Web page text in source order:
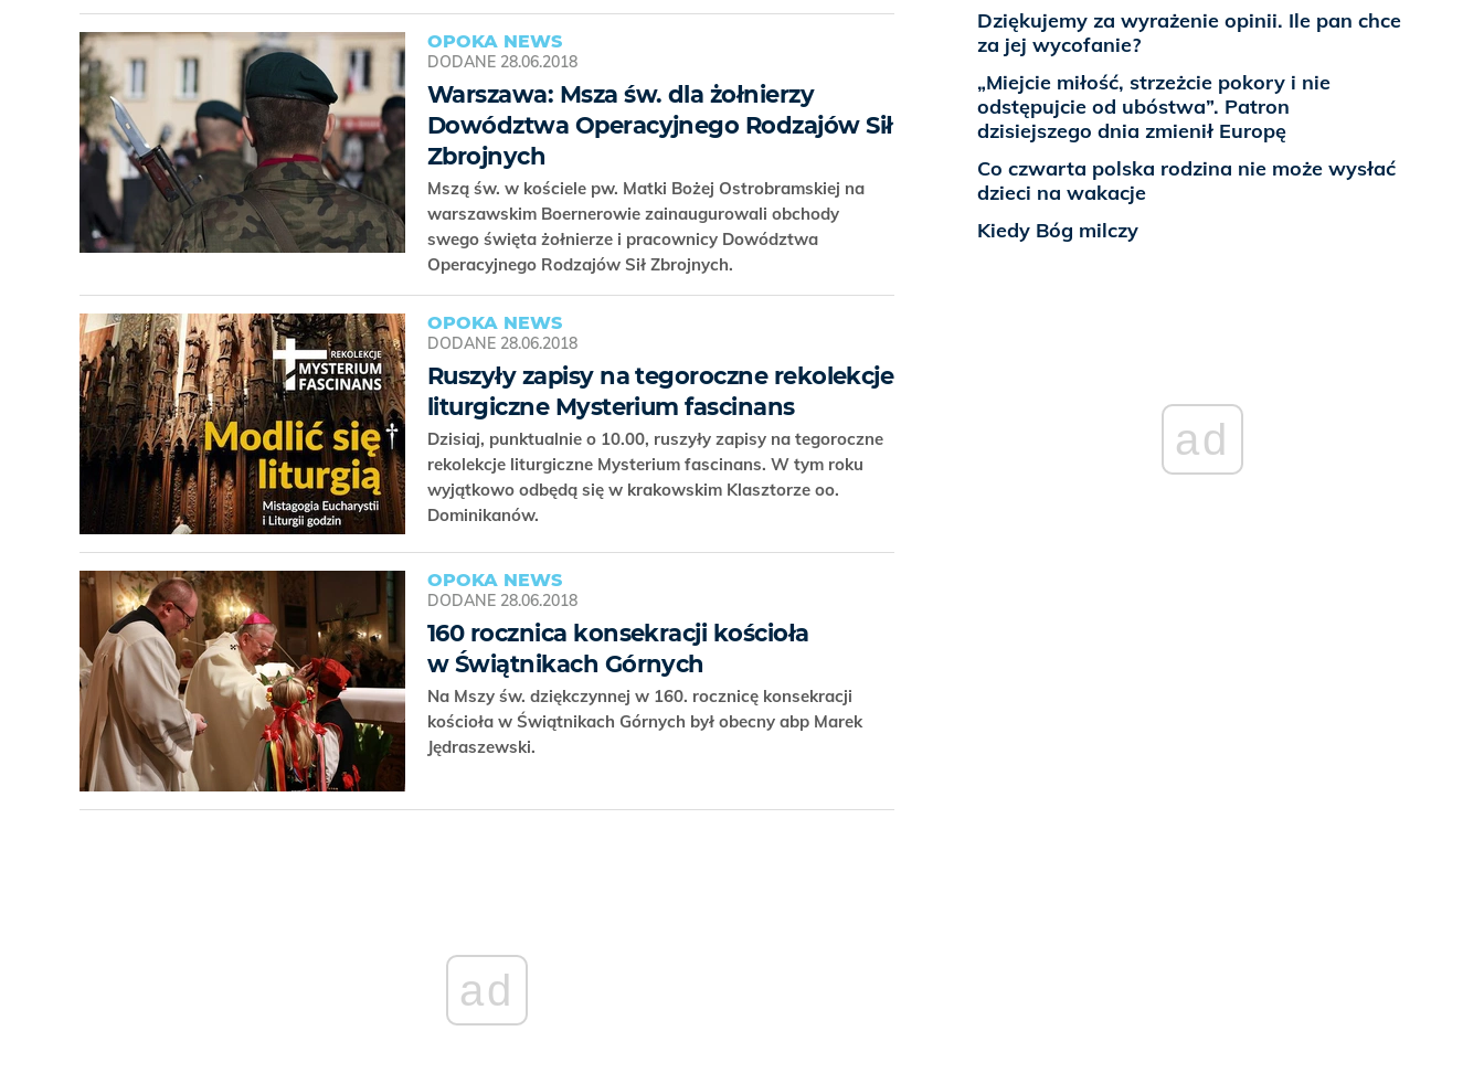
OPOKA NEWS
DODANE 28.06.2018
Warszawa: Msza św. dla żołnierzy
Dowództwa Operacyjnego Rodzajów Sił
Zbrojnych
Mszą św. w kościele pw. Matki Bożej Ostrobramskiej na
warszawskim Boernerowie zainaugurowali obchody
swego święta żołnierze i pracownicy Dowództwa
Operacyjnego Rodzajów Sił Zbrojnych.
OPOKA NEWS
DODANE 28.06.2018
Ruszyły zapisy na tegoroczne rekolekcje
liturgiczne Mysterium fascinans
Dzisiaj, punktualnie o 10.00, ruszyły zapisy na tegoroczne
rekolekcje liturgiczne Mysterium fascinans. W tym roku
wyjątkowo odbędą się w krakowskim Klasztorze oo.
Dominikanów.
OPOKA NEWS
DODANE 28.06.2018
160 rocznica konsekracji kościoła
w Świątnikach Górnych
Na Mszy św. dziękczynnej w 160. rocznicę konsekracji
kościoła w Świątnikach Górnych był obecny abp Marek
Jędraszewski.
ad
Dziękujemy za wyrażenie opinii. Ile pan chce
za jej wycofanie?
„Miejcie miłość, strzeżcie pokory i nie
odstępujcie od ubóstwa”. Patron
dzisiejszego dnia zmienił Europę
Co czwarta polska rodzina nie może wysłać
dzieci na wakacje
Kiedy Bóg milczy
ad